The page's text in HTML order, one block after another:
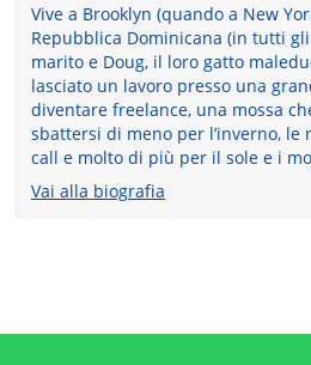
Vive a Brooklyn (quando a New
Repubblica Dominicana (in tutti
marito e Doug, il loro gatto
lasciato un lavoro presso una
diventare freelance, una mossa
sbattersi di meno per l’inverno,
call e molto di più per il sole e i
Vai alla biografia